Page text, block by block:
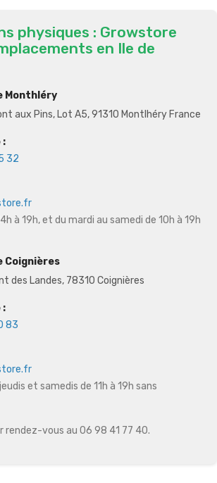
physiques : Growstore
en Ile de
Monthléry
aux Pins, Lot A5, 91310 Montlhéry France
:
32
à 19h, et du mardi au samedi de 10h à 19h
Coignières
des Landes, 78310 Coignières
:
83
et samedis de 11h à 19h sans
rendez-vous au 06 98 41 77 40.